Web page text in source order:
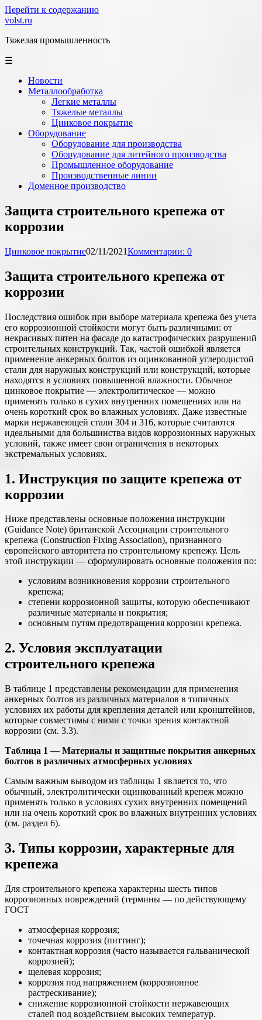
Перейти к содержанию
volst.ru
Тяжелая промышленность
☰
Новости
Металлообработка
Легкие металлы
Тяжелые металлы
Цинковое покрытие
Оборудование
Оборудование для производства
Оборудование для литейного производства
Промышленное оборудование
Производственные линии
Доменное производство
Защита строительного крепежа от
коррозии
Цинковое покрытие02/11/2021Комментарии: 0
Защита строительного крепежа от
коррозии
Последствия ошибок при выборе материала крепежа без учета
его коррозионной стойкости могут быть различными: от
некрасивых пятен на фасаде до катастрофических разрушений
строительных конструкций. Так, частой ошибкой является
применение анкерных болтов из оцинкованной углеродистой
стали для наружных конструкций или конструкций, которые
находятся в условиях повышенной влажности. Обычное
цинковое покрытие — электролитическое — можно
применять только в сухих внутренних помещениях или на
очень короткий срок во влажных условиях. Даже известные
марки нержавеющей стали 304 и 316, которые считаются
идеальными для большинства видов коррозионных наружных
условий, также имеет свои ограничения в некоторых
экстремальных условиях.
1. Инструкция по защите крепежа от
коррозии
Ниже представлены основные положения инструкции
(Guidance Note) британской Ассоциации строительного
крепежа (Construction Fixing Association), признанного
европейского авторитета по строительному крепежу. Цель
этой инструкции — сформулировать основные положения по:
условиям возникновения коррозии строительного
крепежа;
степени коррозионной защиты, которую обеспечивают
различные материалы и покрытия;
основным путям предотвращения коррозии крепежа.
2. Условия эксплуатации
строительного крепежа
В таблице 1 представлены рекомендации для применения
анкерных болтов из различных материалов в типичных
условиях их работы для крепления деталей или кронштейнов,
которые совместимы с ними с точки зрения контактной
коррозии (см. 3.3).
Таблица 1 — Материалы и защитные покрытия анкерных
болтов в различных атмосферных условиях
Самым важным выводом из таблицы 1 является то, что
обычный, электролитически оцинкованный крепеж можно
применять только в условиях сухих внутренних помещений
или на очень короткий срок во влажных внутренних условиях
(см. раздел 6).
3. Типы коррозии, характерные для
крепежа
Для строительного крепежа характерны шесть типов
коррозионных повреждений (термины — по действующему
ГОСТ
атмосферная коррозия;
точечная коррозия (питтинг);
контактная коррозия (часто называется гальванической
коррозией);
щелевая коррозия;
коррозия под напряжением (коррозионное
растрескивание);
снижение коррозионной стойкости нержавеющих
сталей под воздействием высоких температур.